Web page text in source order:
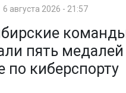
6 августа 2026 - 21:57
пять медалей
по киберспорту